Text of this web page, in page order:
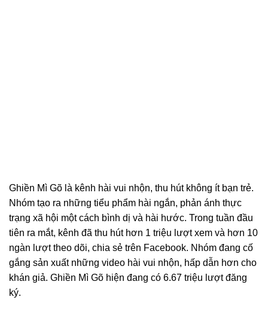
Ghiền Mì Gõ là kênh hài vui nhộn, thu hút không ít bạn trẻ.
Nhóm tạo ra những tiểu phẩm hài ngắn, phản ánh thực
trạng xã hội một cách bình dị và hài hước. Trong tuần đầu
tiên ra mắt, kênh đã thu hút hơn 1 triệu lượt xem và hơn 10
ngàn lượt theo dõi, chia sẻ trên Facebook. Nhóm đang cố
gắng sản xuất những video hài vui nhộn, hấp dẫn hơn cho
khán giả. Ghiền Mì Gõ hiện đang có 6.67 triệu lượt đăng
ký.